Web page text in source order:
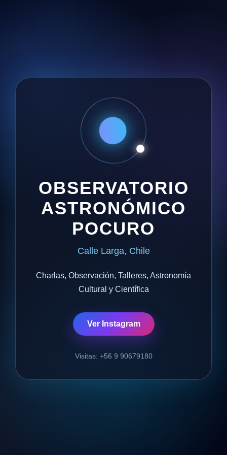
OBSERVATORIO
ASTRONÓMICO
POCURO
Calle Larga, Chile
Charlas, Observación, Talleres, Astronomía
Cultural y Científica
Ver Instagram
Visitas: +56 9 90679180